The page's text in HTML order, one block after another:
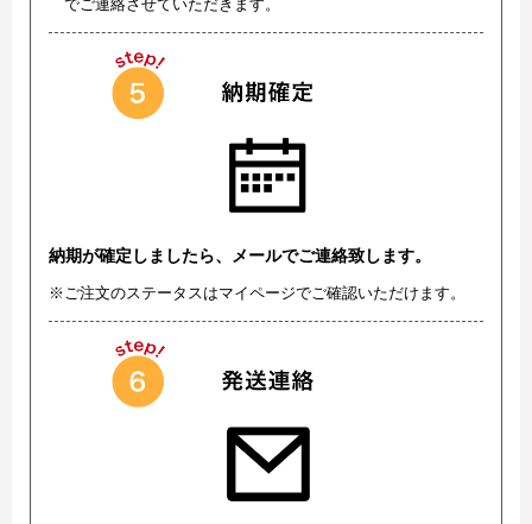
でご連絡させていただきます。
納期が確定しましたら、メールでご連絡致します。
※ご注文のステータスはマイページでご確認いただけます。